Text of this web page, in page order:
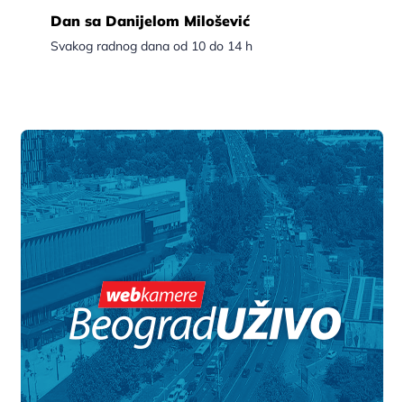
Dan sa Danijelom Milošević
Svakog radnog dana od 10 do 14 h